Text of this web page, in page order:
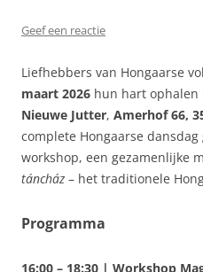
Geef een reactie
Liefhebbers van Hongaarse
maart 2026 hun hart
Nieuwe Jutter, Amerhof 66,
complete Hongaarse
workshop, een gezamenlijke
táncház – het traditionele
Programma
16:00 – 18:30 | Workshop